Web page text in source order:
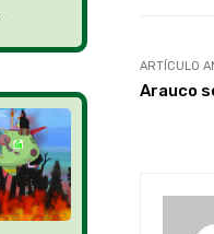
-
ARTÍCULO
Arauco